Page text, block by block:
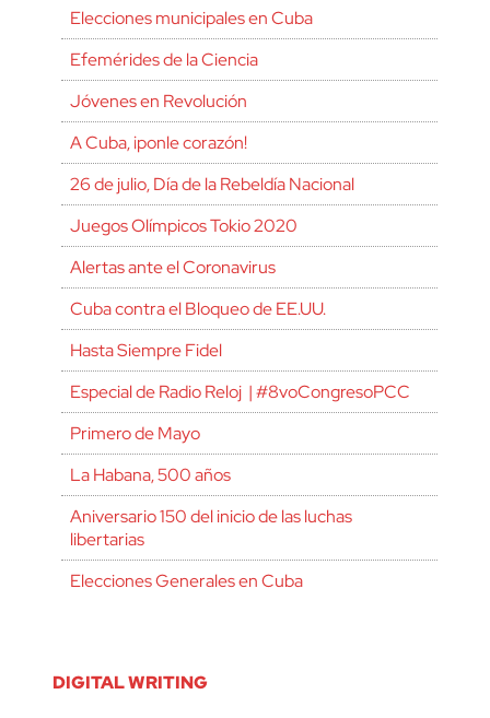
Elecciones municipales en Cuba
Efemérides de la Ciencia
Jóvenes en Revolución
A Cuba, ¡ponle corazón!
26 de julio, Día de la Rebeldía Nacional
Juegos Olímpicos Tokio 2020
Alertas ante el Coronavirus
Cuba contra el Bloqueo de EE.UU.
Hasta Siempre Fidel
Especial de Radio Reloj | #8voCongresoPCC
Primero de Mayo
La Habana, 500 años
Aniversario 150 del inicio de las luchas
libertarias
Elecciones Generales en Cuba
DIGITAL WRITING